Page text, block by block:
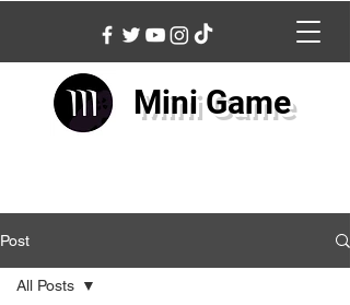
Mini Game
Post
All Posts